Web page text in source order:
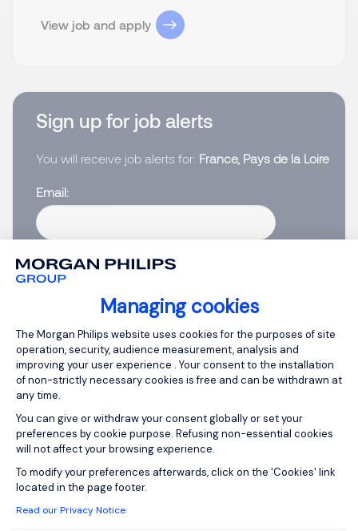
Managing cookies
Consent Management Platform:
The Morgan Philips website uses cookies for the purposes of site
operation, security, audience measurement, analysis and
improving your user experience . Your consent to the installation
of non-strictly necessary cookies is free and can be withdrawn at
any time.
You can give or withdraw your consent globally or set your
preferences by cookie purpose. Refusing non-essential cookies
will not affect your browsing experience.
To modify your preferences afterwards, click on the 'Cookies' link
located in the page footer.
Read our Privacy Notice
View job and apply
Sign up for job alerts
You will receive job alerts for: France, Pays de la Loire
Email
I have read the
1